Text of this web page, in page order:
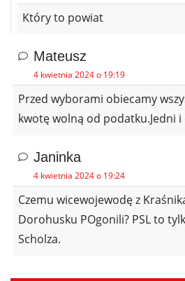
Który to powiat
Mateusz
4 kwietnia 2024 o 19:19
Przed wyborami obiecamy
kwotę wolną od podatku.Jedni
Janinka
4 kwietnia 2024 o 19:24
Czemu wicewojewodę z
Dorohusku POgonili? PSL to
Scholza.